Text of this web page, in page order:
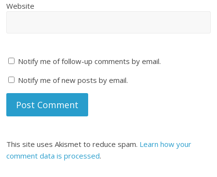
Website
Notify me of follow-up comments by email.
Notify me of new posts by email.
This site uses Akismet to reduce spam. Learn how your
comment data is processed.